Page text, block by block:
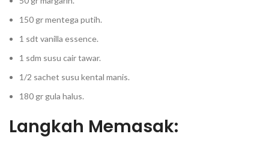
150 gr mentega putih.
1 sdt vanilla essence.
1 sdm susu cair tawar.
1/2 sachet susu kental manis.
180 gr gula halus.
Langkah Memasak: